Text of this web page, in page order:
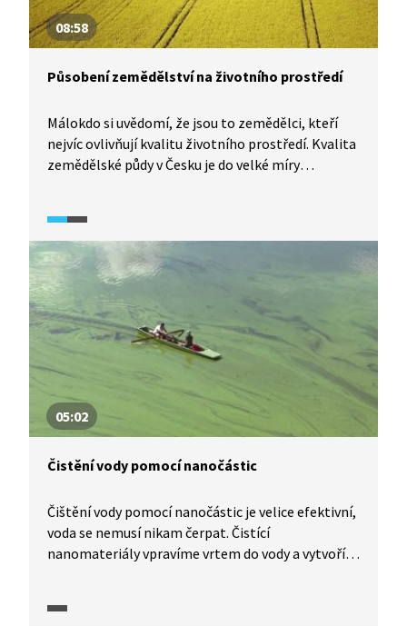
08:58
Působení zemědělství na životního prostředí
Málokdo si uvědomí, že jsou to zemědělci, kteří
nejvíc ovlivňují kvalitu životního prostředí. Kvalita
zemědělské půdy v Česku je do velké míry
udržitelné. Patří k němu eroze, kontaminace
podzemních vod nebo struktura samotné půdy,
která brání tolik potřebnému vsakování srážkové
vody. Ladislav Miko a Václav Cílek v souvislostech
vysvětlují důsledky a nabízejí alternativu v podobě
udržitelného způsobu zemědělské výroby.
05:02
Čistění vody pomocí nanočástic
Čištění vody pomocí nanočástic je velice efektivní,
voda se nemusí nikam čerpat. Čistící
nanomateriály vpravíme vrtem do vody a vytvoří
a oleji. Jejich využití je šetrné například i v boji se